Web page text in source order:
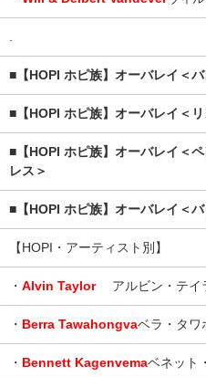
■【HOPI ホピ族】オーバレイ＜
■【HOPI ホピ族】オーバレイ＜
■【HOPI ホピ族】オーバレイ＜
レス＞
■【HOPI ホピ族】オーバレイ＜
【HOPI・アーティスト別】
・ Alvin Taylor アルビン・テイ
・ Berra Tawahongvaベラ・タワ
・ Bennett Kagenvemaベネット